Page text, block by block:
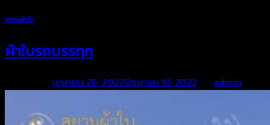
สยามผ้าใบ
ผ้าใบรถบรรทุก
เมษายน 26, 2022มิถุนายน 10, 2022 admin